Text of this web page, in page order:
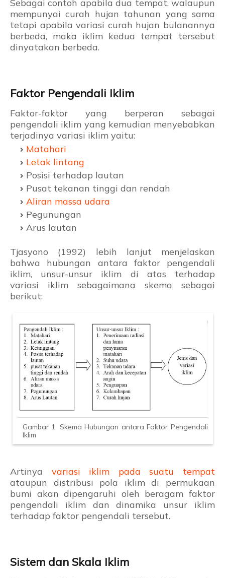
Sebagai contoh apabila dua tempat, walaupun
mempunyai curah hujan tahunan yang sama
tetapi apabila variasi curah hujan bulanannya
berbeda, maka iklim kedua tempat tersebut
dinyatakan berbeda.
Faktor Pengendali Iklim
Faktor-faktor yang berperan sebagai
pengendali iklim yang kemudian menyebabkan
terjadinya variasi iklim yaitu:
Matahari
Letak lintang
Posisi terhadap lautan
Pusat tekanan tinggi dan rendah
Aliran massa udara
Pegunungan
Arus lautan
Tjasyono (1992) lebih lanjut menjelaskan
bahwa hubungan antara faktor pengendali
iklim, unsur-unsur iklim di atas terhadap
variasi iklim sebagaimana skema sebagai
berikut:
Gambar 1. Skema Hubungan antara Faktor Pengendali
Iklim
Artinya variasi iklim pada suatu tempat
ataupun distribusi pola iklim di permukaan
bumi akan dipengaruhi oleh beragam faktor
pengendali iklim dan dinamika unsur iklim
terhadap faktor pengendali tersebut.
Sistem dan Skala Iklim